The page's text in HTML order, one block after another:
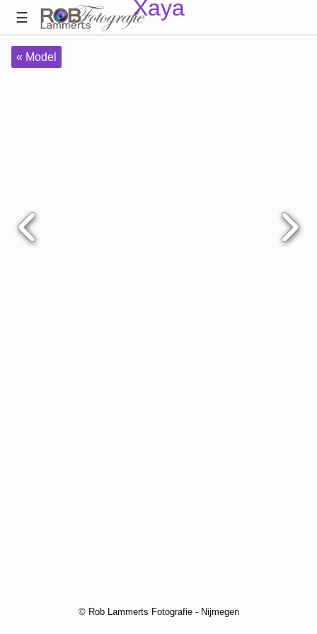
« Model
Xaya
© Rob Lammerts Fotografie - Nijmegen